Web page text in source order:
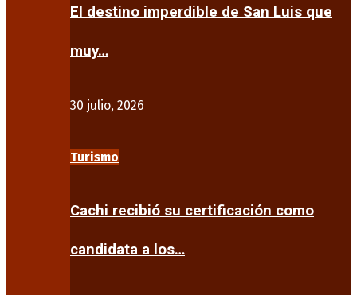
El destino imperdible de San Luis que
muy…
30 julio, 2026
Turismo
Cachi recibió su certificación como
candidata a los…